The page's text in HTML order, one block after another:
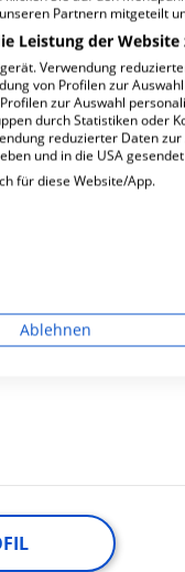
Partnern mitgeteilt
Leistung der
Verwendung
von Profilen zur
zur Auswahl
durch Statistiken oder
reduzierter Daten
und in die USA
für diese Website/App.
Werbeanzeigen
Werbung
Inhalten
Inhalte
Ablehnen